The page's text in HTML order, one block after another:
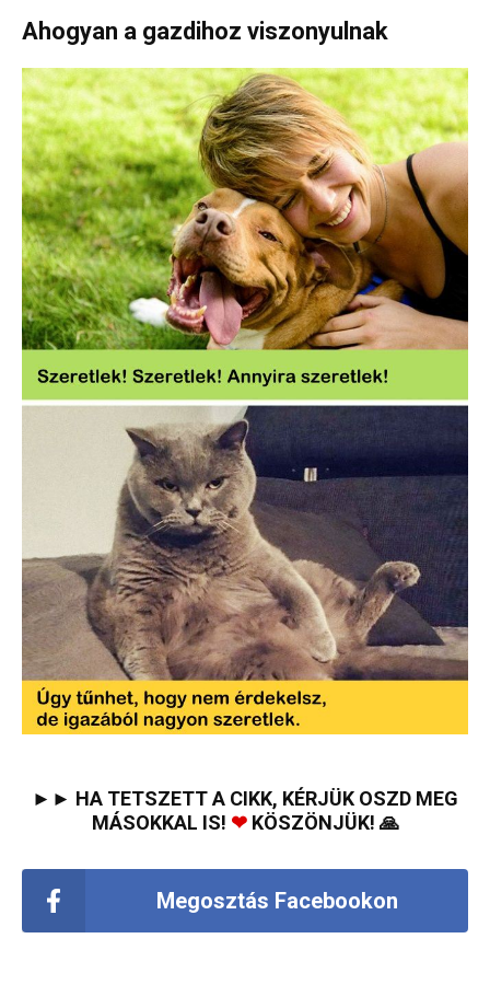
Ahogyan a gazdihoz viszonyulnak
►► HA TETSZETT A CIKK, KÉRJÜK OSZD MEG
MÁSOKKAL IS! ❤KÖSZÖNJÜK! 🙏
Megosztás Facebookon